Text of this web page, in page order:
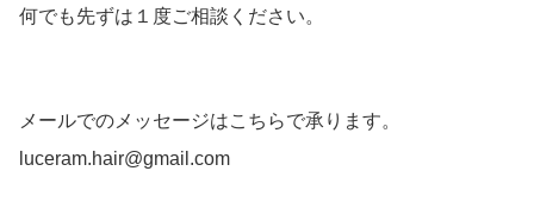
何でも先ずは１度ご相談ください。
メールでのメッセージはこちらで承ります。
luceram.hair@gmail.com